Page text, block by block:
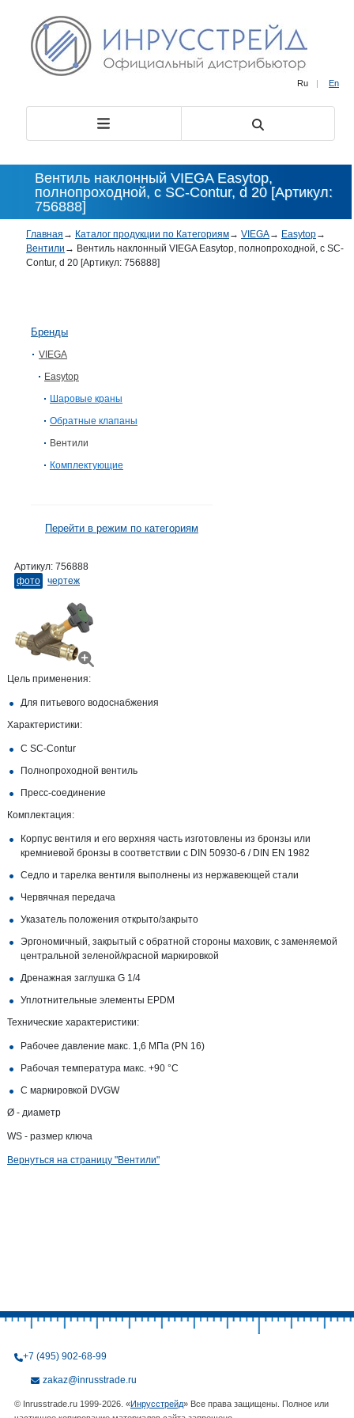
Ru | En
Вентиль наклонный VIEGA Easytop,
полнопроходной, с SC-Contur, d 20 [Артикул:
756888]
Главная → Каталог продукции по Категориям→ VIEGA→ Easytop→
Вентили → Вентиль наклонный VIEGA Easytop, полнопроходной, с SC-
Contur, d 20 [Артикул: 756888]
Бренды
VIEGA
Easytop
Шаровые краны
Обратные клапаны
Вентили
Комплектующие
Перейти в режим по категориям
Артикул: 756888
фото
чертеж
Цель применения:
Для питьевого водоснабжения
Характеристики:
С SC‑Contur
Полнопроходной вентиль
Пресс-соединение
Комплектация:
Корпус вентиля и его верхняя часть изготовлены из бронзы или
кремниевой бронзы в соответствии с DIN 50930‑6 / DIN EN 1982
Седло и тарелка вентиля выполнены из нержавеющей стали
Червячная передача
Указатель положения открыто/закрыто
Эргономичный, закрытый с обратной стороны маховик, с заменяемой
центральной зеленой/красной маркировкой
Дренажная заглушка G 1/4
Уплотнительные элементы EPDM
Технические характеристики:
Рабочее давление макс. 1,6 МПа (PN 16)
Рабочая температура макс. +90 °C
С маркировкой DVGW
Ø - диаметр
WS - размер ключа
Вернуться на страницу "Вентили"
+7 (495) 902-68-99
zakaz@inrusstrade.ru
© Inrusstrade.ru 1999-2026. «Инрусстрейд» Все права защищены. Полное или